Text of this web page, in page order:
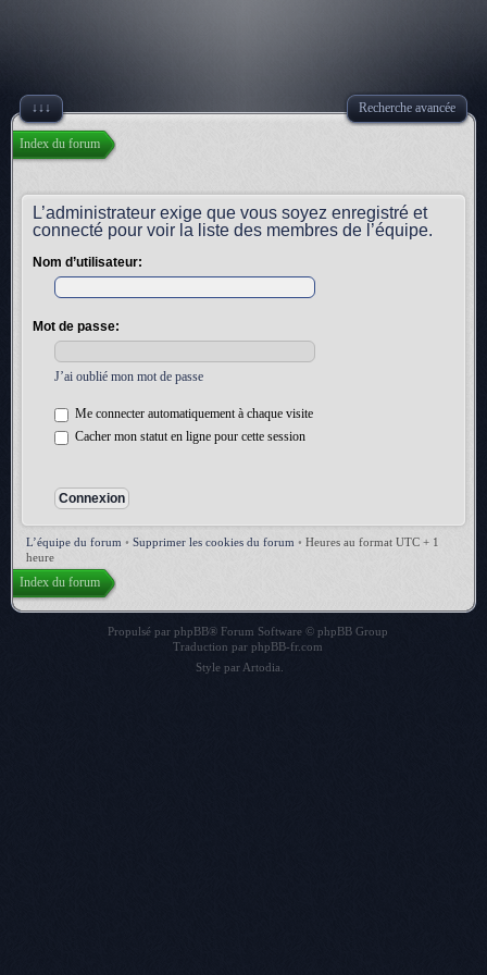
↓↓↓ Recherche avancée
Index du forum
L’administrateur exige que vous soyez enregistré et
connecté pour voir la liste des membres de l’équipe.
Nom d’utilisateur:
Mot de passe:
J’ai oublié mon mot de passe
Me connecter automatiquement à chaque visite
Cacher mon statut en ligne pour cette session
L’équipe du forum • Supprimer les cookies du forum • Heures au format UTC + 1
heure
Index du forum
Propulsé par phpBB® Forum Software © phpBB Group
Traduction par phpBB-fr.com
Style par Artodia